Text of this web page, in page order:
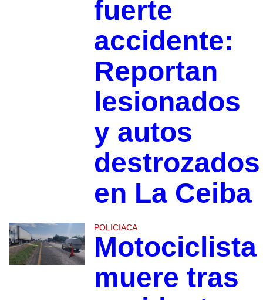
fuerte
accidente:
Reportan
lesionados
y autos
destrozados
en La Ceiba
POLICIACA
Motociclista
muere tras